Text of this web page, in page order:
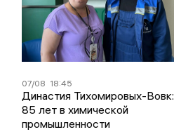
07/08 18:45
Династия Тихомировых-Вовк:
85 лет в химической
промышленности